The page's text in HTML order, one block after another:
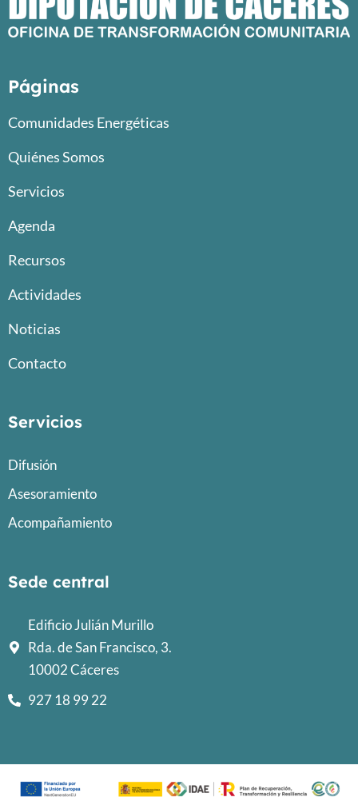
Páginas
Comunidades Energéticas
Quiénes Somos
Servicios
Agenda
Recursos
Actividades
Noticias
Contacto
Servicios
Difusión
Asesoramiento
Acompañamiento
Sede central
Edificio Julián Murillo
Rda. de San Francisco, 3.
10002 Cáceres
927 18 99 22